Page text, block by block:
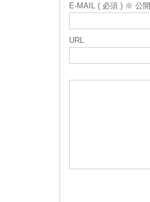
E-MAIL ( 必須 ) ※ 公
URL